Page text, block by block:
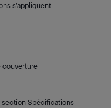
s’appliquent.
couverture
section Spécifications